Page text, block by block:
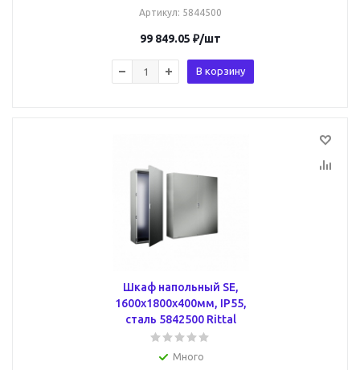
Артикул: 5844500
99 849.05 ₽/шт
В корзину
Шкаф напольный SE,
1600x1800x400мм, IP55,
сталь 5842500 Rittal
Много